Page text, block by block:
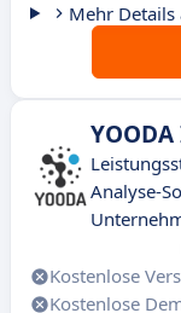
Mehr Details
Analyse-
Kostenlose
Kostenlose